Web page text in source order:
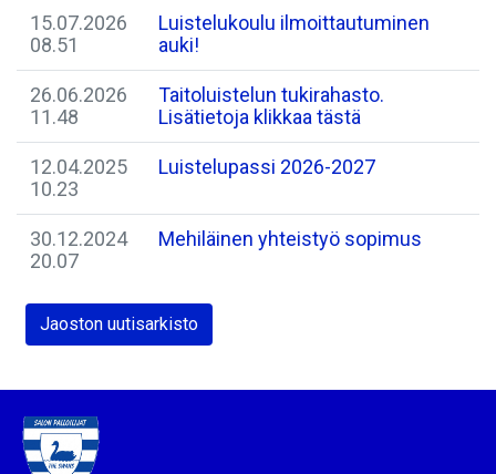
15.07.2026
08.51
Luistelukoulu ilmoittautuminen
auki!
26.06.2026
11.48
Taitoluistelun tukirahasto.
Lisätietoja klikkaa tästä
12.04.2025
10.23
Luistelupassi 2026-2027
30.12.2024
20.07
Mehiläinen yhteistyö sopimus
Jaoston uutisarkisto